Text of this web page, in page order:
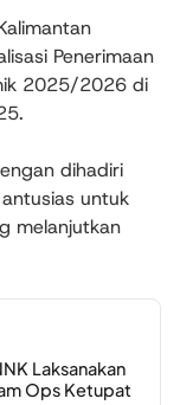
Penerimaan
2025/2026 di
dihadiri
untuk
melanjutkan
Laksanakan
Ops Ketupat